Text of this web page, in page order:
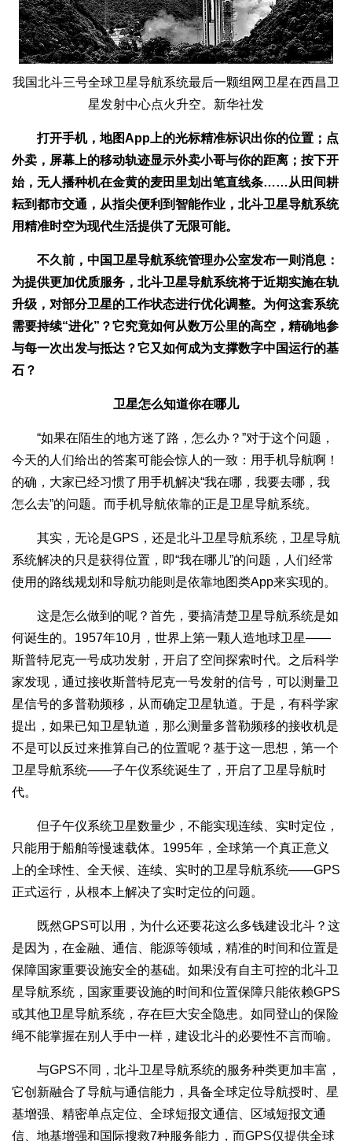
我国北斗三号全球卫星导航系统最后一颗组网卫星在西昌卫
星发射中心点火升空。新华社发
打开手机，地图App上的光标精准标识出你的位置；点
外卖，屏幕上的移动轨迹显示外卖小哥与你的距离；按下开
始，无人播种机在金黄的麦田里划出笔直线条……从田间耕
耘到都市交通，从指尖便利到智能作业，北斗卫星导航系统
用精准时空为现代生活提供了无限可能。
不久前，中国卫星导航系统管理办公室发布一则消息：
为提供更加优质服务，北斗卫星导航系统将于近期实施在轨
升级，对部分卫星的工作状态进行优化调整。为何这套系统
需要持续“进化”？它究竟如何从数万公里的高空，精确地参
与每一次出发与抵达？它又如何成为支撑数字中国运行的基
石？
卫星怎么知道你在哪儿
“如果在陌生的地方迷了路，怎么办？”对于这个问题，
今天的人们给出的答案可能会惊人的一致：用手机导航啊！
的确，大家已经习惯了用手机解决“我在哪，我要去哪，我
怎么去”的问题。而手机导航依靠的正是卫星导航系统。
其实，无论是GPS，还是北斗卫星导航系统，卫星导航
系统解决的只是获得位置，即“我在哪儿”的问题，人们经常
使用的路线规划和导航功能则是依靠地图类App来实现的。
这是怎么做到的呢？首先，要搞清楚卫星导航系统是如
何诞生的。1957年10月，世界上第一颗人造地球卫星——
斯普特尼克一号成功发射，开启了空间探索时代。之后科学
家发现，通过接收斯普特尼克一号发射的信号，可以测量卫
星信号的多普勒频移，从而确定卫星轨道。于是，有科学家
提出，如果已知卫星轨道，那么测量多普勒频移的接收机是
不是可以反过来推算自己的位置呢？基于这一思想，第一个
卫星导航系统——子午仪系统诞生了，开启了卫星导航时
代。
但子午仪系统卫星数量少，不能实现连续、实时定位，
只能用于船舶等慢速载体。1995年，全球第一个真正意义
上的全球性、全天候、连续、实时的卫星导航系统——GPS
正式运行，从根本上解决了实时定位的问题。
既然GPS可以用，为什么还要花这么多钱建设北斗？这
是因为，在金融、通信、能源等领域，精准的时间和位置是
保障国家重要设施安全的基础。如果没有自主可控的北斗卫
星导航系统，国家重要设施的时间和位置保障只能依赖GPS
或其他卫星导航系统，存在巨大安全隐患。如同登山的保险
绳不能掌握在别人手中一样，建设北斗的必要性不言而喻。
与GPS不同，北斗卫星导航系统的服务种类更加丰富，
它创新融合了导航与通信能力，具备全球定位导航授时、星
基增强、精密单点定位、全球短报文通信、区域短报文通
信、地基增强和国际搜救7种服务能力，而GPS仅提供全球